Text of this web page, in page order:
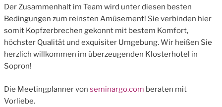
Der Zusammenhalt im Team wird unter diesen besten
Bedingungen zum reinsten Amüsement! Sie verbinden hier
somit Kopfzerbrechen gekonnt mit bestem Komfort,
höchster Qualität und exquisiter Umgebung. Wir heißen Sie
herzlich willkommen im überzeugenden Klosterhotel in
Sopron!
Die Meetingplanner von seminargo.com beraten mit
Vorliebe.